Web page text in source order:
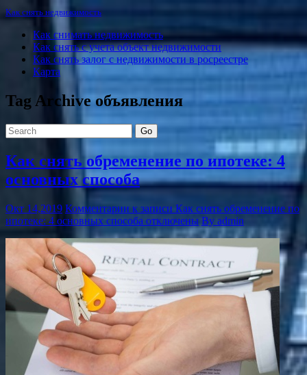
Как снять недвижимость
Как снимать недвижимость
Как снять с учета объект недвижимости
Как снять залог с недвижимости в росреестре
Карта
Tag Archiveобъявления
Go
Как снять обременение по ипотеке: 4
основных способа
Окт 14,2019 Комментарии к записи Как снять обременение по
ипотеке: 4 основных способа отключены By admin